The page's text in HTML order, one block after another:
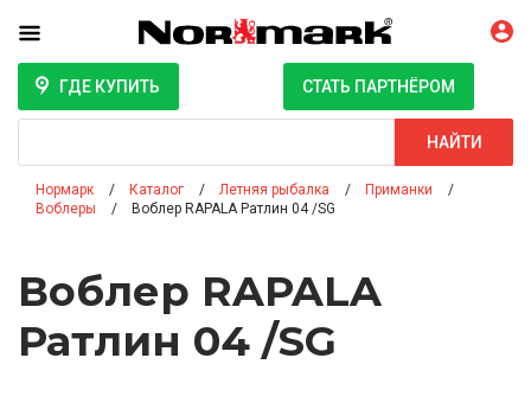
ГДЕ КУПИТЬ СТАТЬ ПАРТНЁРОМ
НАЙТИ
Нормарк Каталог Летняя рыбалка
Приманки
Воблеры
Воблер RAPALA Ратлин 04 /SG
Воблер RAPALA
Ратлин 04 /SG